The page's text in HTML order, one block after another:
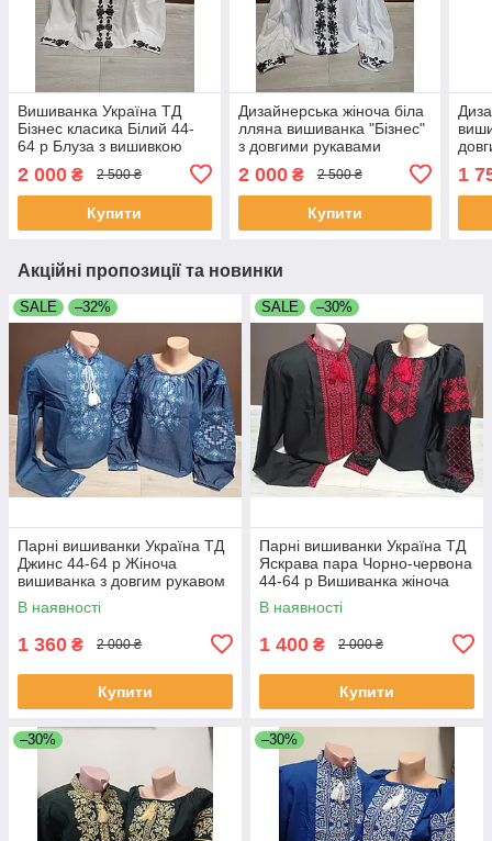
Вишиванка Україна ТД
Бізнес класика Білий 44-
64 р Блуза з вишивкою
Жіноча лляна вишиванка з
довгим рукавом
2 000 ₴ 2 500 ₴
Купити
Дизайнерська жіноча біла
лляна вишиванка "Бізнес"
з довгими рукавами
Україна ТД 44-64 розміри
2 000₴ 2 500 ₴
Купити
1
Акційні пропозиції та новинки
SALE –32%
Парні вишиванки Україна ТД
Джинс 44-64 р Жіноча
вишиванка з довгим рукавом
Сорочка вишиванка чоловіча
В наявності
1 360 ₴ 2 000 ₴
Купити
SALE –30%
Парні вишиванки Україна ТД
Яскрава пара Чорно-червона
44-64 р Вишиванка жіноча
Вишиванка для чоловіків
В наявності
1 400 ₴ 2 000 ₴
Купити
–30% –30%